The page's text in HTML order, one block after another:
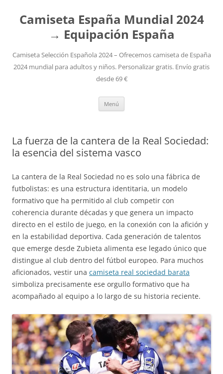
Camiseta España Mundial 2024
→ Equipación España
Camiseta Selección Española 2024 – Ofrecemos camiseta de España
2024 mundial para adultos y niños. Personalizar gratis. Envío gratis
desde 69 €
Menú
La fuerza de la cantera de la Real Sociedad:
la esencia del sistema vasco
La cantera de la Real Sociedad no es solo una fábrica de
futbolistas: es una estructura identitaria, un modelo
formativo que ha permitido al club competir con
coherencia durante décadas y que genera un impacto
directo en el estilo de juego, en la conexión con la afición y
en la estabilidad deportiva. Cada generación de talentos
que emerge desde Zubieta alimenta ese legado único que
distingue al club dentro del fútbol europeo. Para muchos
aficionados, vestir una camiseta real sociedad barata
simboliza precisamente ese orgullo formativo que ha
acompañado al equipo a lo largo de su historia reciente.